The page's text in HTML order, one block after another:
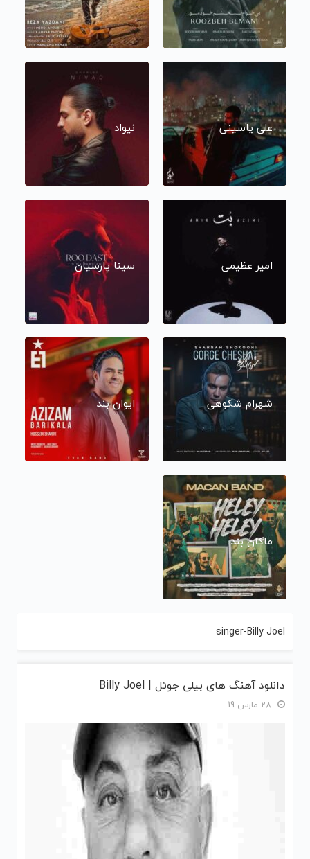
علی یاسینی نیواد
امیر عظیمی سینا پارسیان
شهرام شکوهی ایوان بند
ماکان بند
singer-Billy Joel
دانلود آهنگ های بیلی جوئل | Billy Joel